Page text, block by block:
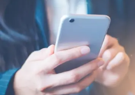
Uitgelicht